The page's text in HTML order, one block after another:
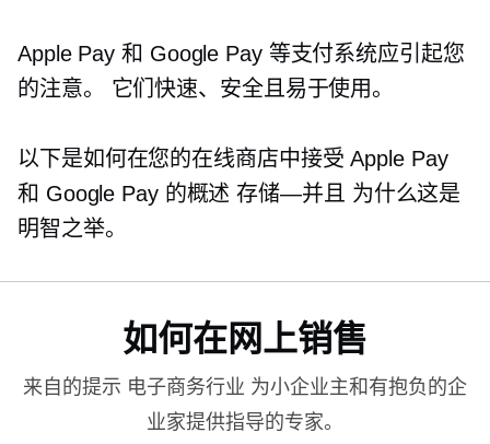
Apple Pay 和 Google Pay 等支付系统应引起您
的注意。 它们快速、安全且易于使用。
以下是如何在您的在线商店中接受 Apple Pay
和 Google Pay 的概述存储—并且 为什么这是
明智之举。
如何在网上销售
来自的提示 电子商务行业 为小企业主和有抱负的企
业家提供指导的专家。